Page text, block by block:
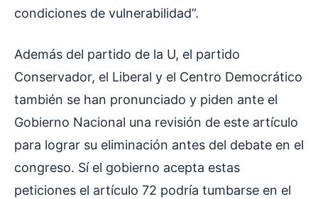
condiciones de vulnerabilidad”.
Además del partido de la U, el partido
Conservador, el Liberal y el Centro Democrático
también se han pronunciado y piden ante el
Gobierno Nacional una revisión de este artículo
para lograr su eliminación antes del debate en el
congreso. Sí el gobierno acepta estas
peticiones el artículo 72 podría tumbarse en el